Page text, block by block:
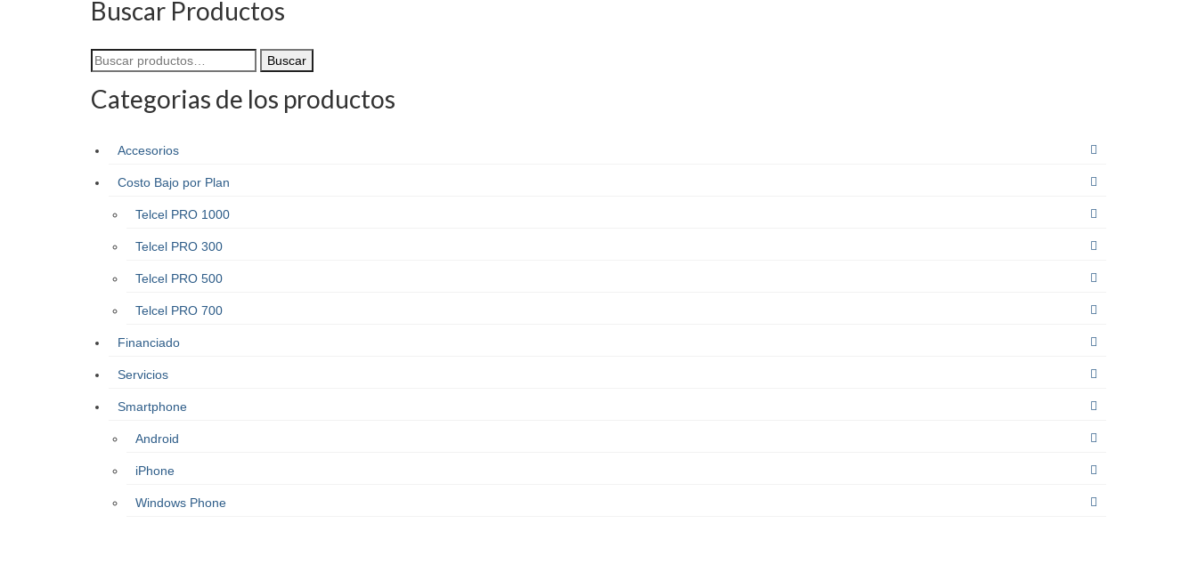
Buscar Productos
Buscar
por:
Categorias de los productos
Accesorios
Costo Bajo por Plan
Telcel PRO 1000
Telcel PRO 300
Telcel PRO 500
Telcel PRO 700
Financiado
Servicios
Smartphone
Android
iPhone
Windows Phone